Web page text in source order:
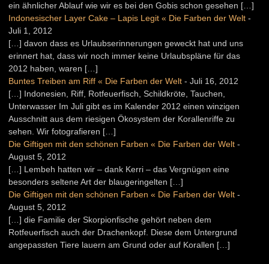
ein ähnlicher Ablauf wie wir es bei den Gobis schon gesehen […]
Indonesischer Layer Cake – Lapis Legit « Die Farben der Welt -
Juli 1, 2012
[…] davon dass es Urlaubserinnerungen geweckt hat und uns
erinnert hat, dass wir noch immer keine Urlaubspläne für das
2012 haben, waren […]
Buntes Treiben am Riff « Die Farben der Welt - Juli 16, 2012
[…] Indonesien, Riff, Rotfeuerfisch, Schildkröte, Tauchen,
Unterwasser Im Juli gibt es im Kalender 2012 einen winzigen
Ausschnitt aus dem riesigen Ökosystem der Korallenriffe zu
sehen. Wir fotografieren […]
Die Giftigen mit den schönen Farben « Die Farben der Welt -
August 5, 2012
[…] Lembeh hatten wir – dank Kerri – das Vergnügen eine
besonders seltene Art der blaugeringelten […]
Die Giftigen mit den schönen Farben « Die Farben der Welt -
August 5, 2012
[…] die Familie der Skorpionfische gehört neben dem
Rotfeuerfisch auch der Drachenkopf. Diese dem Untergrund
angepassten Tiere lauern am Grund oder auf Korallen […]